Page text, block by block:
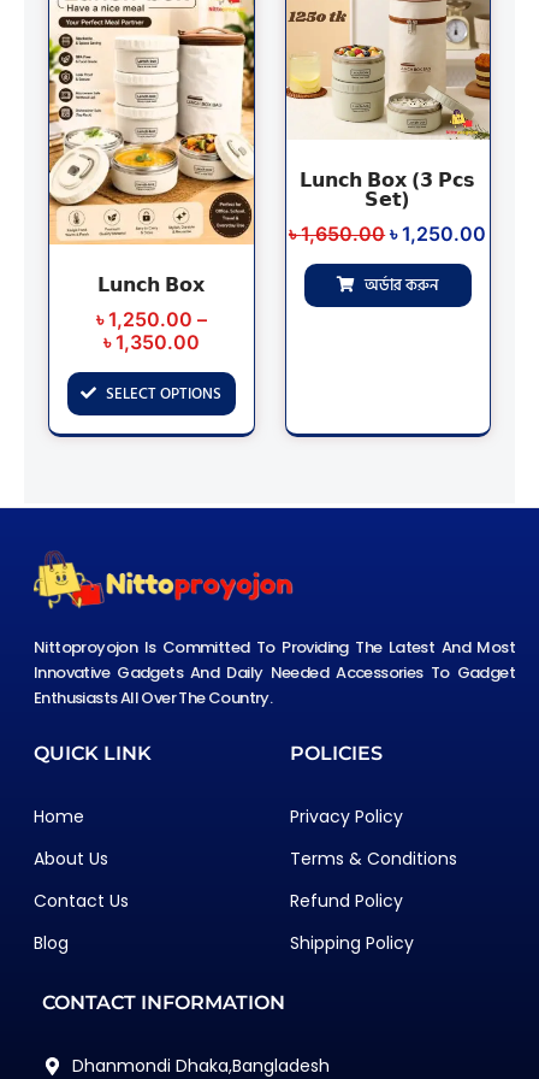
𝗟𝘂𝗻𝗰𝗵 𝗕𝗼𝘅
৳1,250.00 –
৳1,350.00
৳ 1,250.00
through
৳ 1,350.00
SELECT OPTIONS
product
has
multiple
variants.
The
options
may
be
chosen
product
page
𝗟𝘂𝗻𝗰𝗵 𝗕𝗼𝘅 (𝟯 𝗣𝗰𝘀
𝗦𝗲𝘁)
৳1,650.00
was:
৳ 1,650.00.
৳1,250.00
is:
৳
অর্ডার করুন
Nittoproyojon Is Committed To Providing The Latest And Most
Innovative Gadgets And Daily Needed Accessories To Gadget
Enthusiasts All Over The Country.
QUICK LINK
Home
About Us
Contact Us
Blog
POLICIES
Privacy Policy
Terms & Conditions
Refund Policy
Shipping Policy
CONTACT INFORMATION
Dhanmondi Dhaka,Bangladesh